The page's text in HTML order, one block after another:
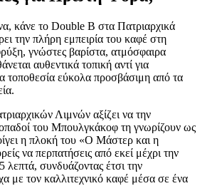
κάνε το Double B στα Πατριαρχικά
την πλήρη εμπειρία του καφέ στη
γνώστες βαρίστα, ατμόσφαιρα
αυθεντικά τοπική αντί για
τοποθεσία εύκολα προσβάσιμη από τα
Λιμνών αξίζει να την
του Μπουλγκάκοφ τη γνωρίζουν ως
η πλοκή του «Ο Μάστερ και η
να περπατήσεις από εκεί μέχρι την
συνδυάζοντας έτσι την
με τον καλλιτεχνικό καφέ μέσα σε ένα